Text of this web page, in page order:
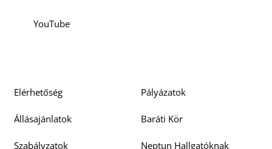
YouTube
Elérhetőség Pályázatok
Állásajánlatok Baráti Kör
Szabályzatok Neptun Hallgatóknak